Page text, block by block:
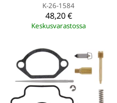
K-26-1584
48,20 €
Keskusvarastossa